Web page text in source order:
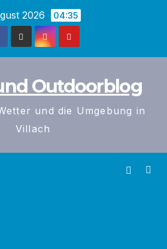
2026 04:35
Outdoorblog
und die Umgebung in
Villach